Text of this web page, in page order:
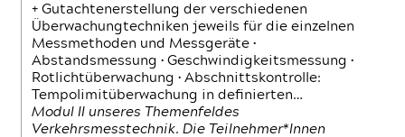
+ Gutachtenerstellung der verschiedenen
Überwachungtechniken jeweils für die einzelnen
Messmethoden und Messgeräte •
Abstandsmessung • Geschwindigkeitsmessung •
Rotlichtüberwachung • Abschnittskontrolle:
Tempolimitüberwachung in definierten…
Modul II unseres Themenfeldes
Verkehrsmesstechnik. Die Teilnehmer*Innen